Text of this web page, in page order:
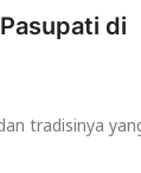
di
tradisinya